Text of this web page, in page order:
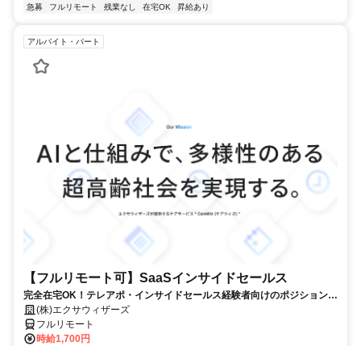
急募 フルリモート 残業なし 在宅OK 昇給あり
アルバイト・パート
【フルリモート可】SaaSインサイドセールス
完全在宅OK！テレアポ・インサイドセールス経験者向けのポジションで
す！(株)エクサウィザーズ
フルリモート
時給1,700円